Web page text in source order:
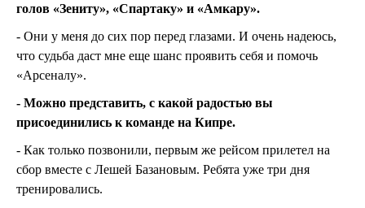
голов «Зениту», «Спартаку» и «Амкару».
- Они у меня до сих пор перед глазами. И очень надеюсь,
что судьба даст мне еще шанс проявить себя и помочь
«Арсеналу».
- Можно представить, с какой радостью вы
присоединились к команде на Кипре.
- Как только позвонили, первым же рейсом прилетел на
сбор вместе с Лешей Базановым. Ребята уже три дня
тренировались.